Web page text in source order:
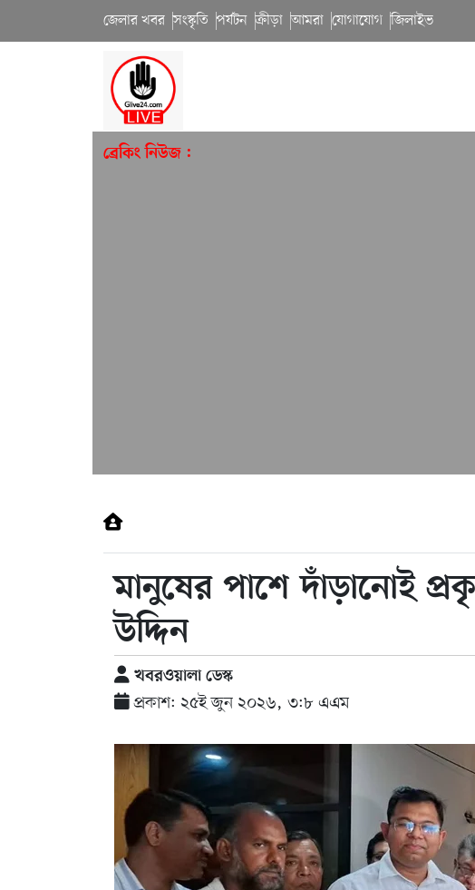
জেলার খবর সংস্কৃতি পর্যটন ক্রীড়া আমরা যোগাযোগ জিলাইভ
ব্রেকিং নিউজ :
মানুষের পাশে দাঁড়ানোই
উদ্দিন
খবরওয়ালা ডেস্ক
প্রকাশ: ২৫ই জুন ২০২৬, ৩:৮ এএম